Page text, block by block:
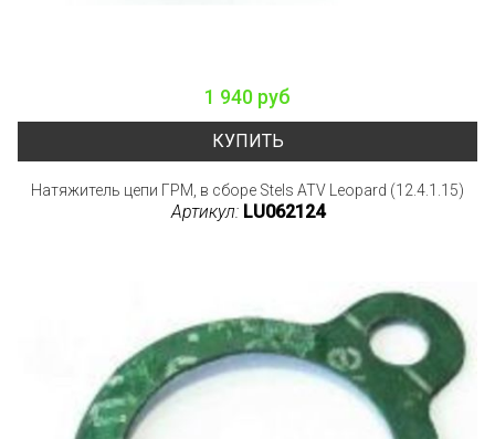
1 940 руб
КУПИТЬ
Натяжитель цепи ГРМ, в сборе Stels ATV Leopard (12.4.1.15)
Артикул: LU062124